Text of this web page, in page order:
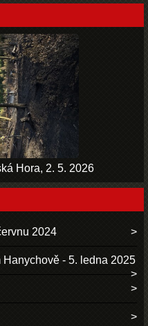
Hora, 2. 5. 2026
2024
- 5. ledna 2025